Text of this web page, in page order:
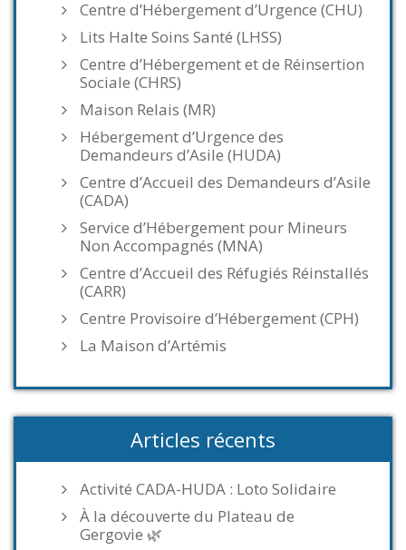
Centre d’Hébergement d’Urgence (CHU)
Lits Halte Soins Santé (LHSS)
Centre d’Hébergement et de Réinsertion
Sociale (CHRS)
Maison Relais (MR)
Hébergement d’Urgence des
Demandeurs d’Asile (HUDA)
Centre d’Accueil des Demandeurs d’Asile
(CADA)
Service d’Hébergement pour Mineurs
Non Accompagnés (MNA)
Centre d’Accueil des Réfugiés Réinstallés
(CARR)
Centre Provisoire d’Hébergement (CPH)
La Maison d’Artémis
Articles récents
Activité CADA-HUDA : Loto Solidaire
À la découverte du Plateau de
Gergovie 🌿